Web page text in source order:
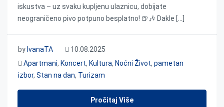
iskustva – uz svaku kupljenu ulaznicu, dobijate
neograničeno pivo potpuno besplatno! 🍺🎶 Dakle […]
by IvanaTA
10.08.2025
Apartmani, Koncert, Kultura, Noćni Život, pametan
izbor, Stan na dan, Turizam
Pročitaj Više